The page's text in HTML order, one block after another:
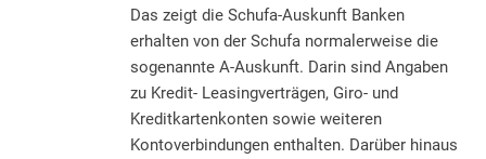
Das zeigt die Schufa-Auskunft Banken
erhalten von der Schufa normalerweise die
sogenannte A-Auskunft. Darin sind Angaben
zu Kredit- Leasingverträgen, Giro- und
Kreditkartenkonten sowie weiteren
Kontoverbindungen enthalten. Darüber hinaus